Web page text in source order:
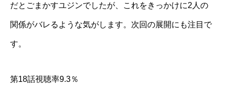
だとごまかすユジンでしたが、これをきっかけに2人の
関係がバレるような気がします。次回の展開にも注目で
す。
第18話視聴率9.3％